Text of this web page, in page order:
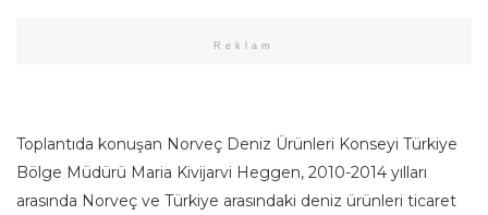
Reklam
Toplantıda konuşan Norveç Deniz Ürünleri Konseyi Türkiye
Bölge Müdürü Maria Kivijarvi Heggen, 2010-2014 yılları
arasında Norveç ve Türkiye arasındaki deniz ürünleri ticaret